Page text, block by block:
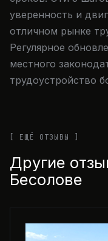
уверенность и
отличном рынке
Регулярное
местного
трудоустройство
[ ЕЩЁ ОТЗЫВЫ ]
Другие
Бесолове